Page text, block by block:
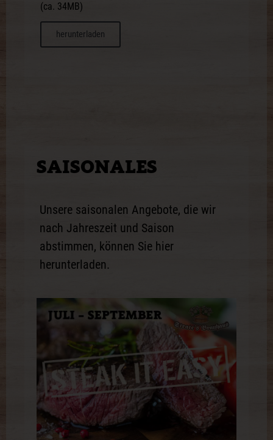
(ca. 34MB)
herunterladen
SAISONALES
Unsere saisonalen Angebote, die wir
nach Jahreszeit und Saison
abstimmen, können Sie hier
herunterladen.